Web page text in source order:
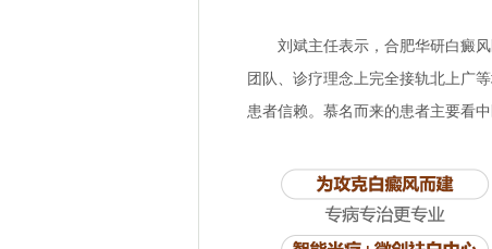
刘斌主任表示，合肥华研白癜风
团队、诊疗理念上完全接轨北上广
患者信赖。慕名而来的患者主要看